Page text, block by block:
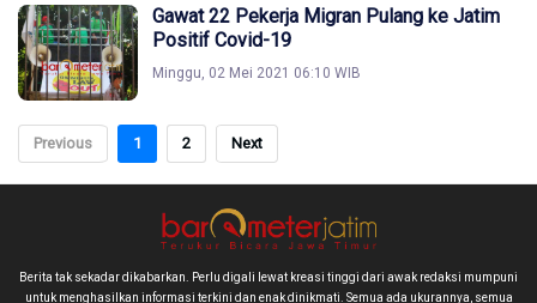
Gawat 22 Pekerja Migran Pulang ke Jatim
Positif Covid-19
Minggu, 02 Mei 2021 06:10 WIB
Previous 1 2 Next
Berita tak sekadar dikabarkan. Perlu digali lewat kreasi tinggi dari awak redaksi mumpuni
untuk menghasilkan informasi terkini dan enak dinikmati. Semua ada ukurannya, semua